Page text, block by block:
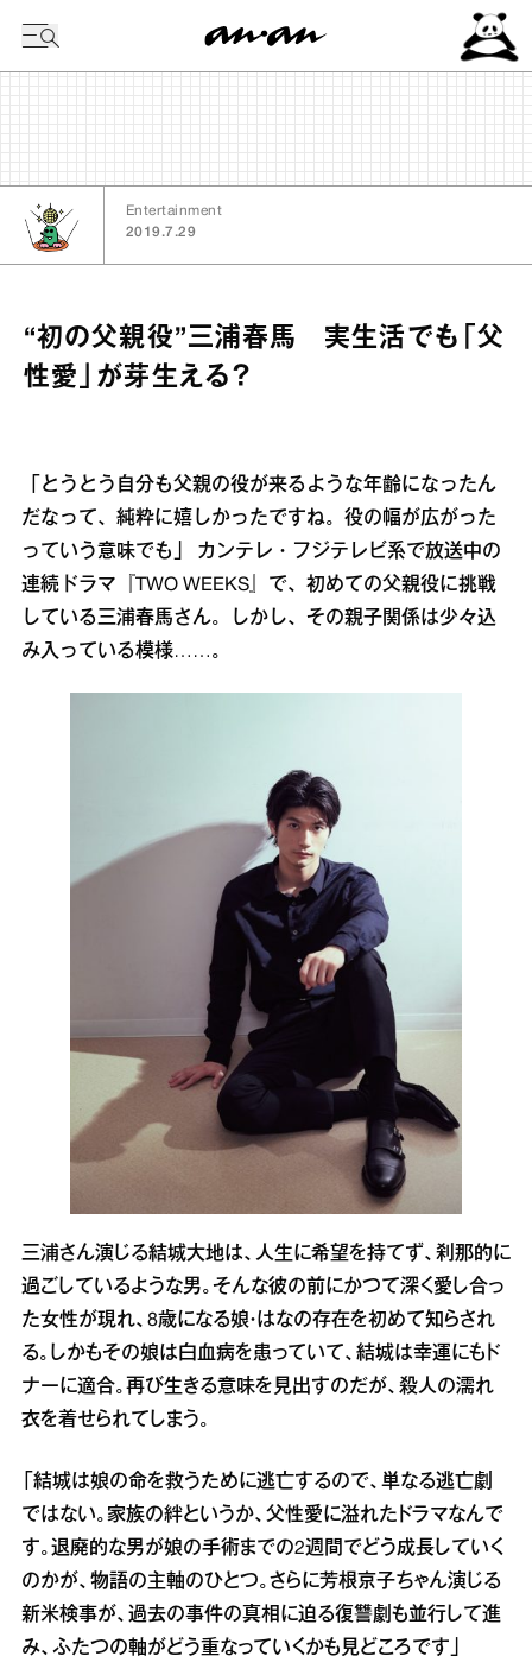
Entertainment
2019.7.29
“初の父親役”三浦春馬 実生活でも「父
性愛」が芽生える？
「とうとう自分も父親の役が来るような年齢になったん
だなって、純粋に嬉しかったですね。役の幅が広がった
っていう意味でも」 カンテレ・フジテレビ系で放送中の
連続ドラマ『TWO WEEKS』で、初めての父親役に挑戦
している三浦春馬さん。しかし、その親子関係は少々込
み入っている模様……。
三浦さん演じる結城大地は、人生に希望を持てず、刹那的に
過ごしているような男。そんな彼の前にかつて深く愛し合っ
た女性が現れ、8歳になる娘・はなの存在を初めて知らされ
る。しかもその娘は白血病を患っていて、結城は幸運にもド
ナーに適合。再び生きる意味を見出すのだが、殺人の濡れ
衣を着せられてしまう。
「結城は娘の命を救うために逃亡するので、単なる逃亡劇
ではない。家族の絆というか、父性愛に溢れたドラマなんで
す。退廃的な男が娘の手術までの2週間でどう成長していく
のかが、物語の主軸のひとつ。さらに芳根京子ちゃん演じる
新米検事が、過去の事件の真相に迫る復讐劇も並行して進
み、ふたつの軸がどう重なっていくかも見どころです」